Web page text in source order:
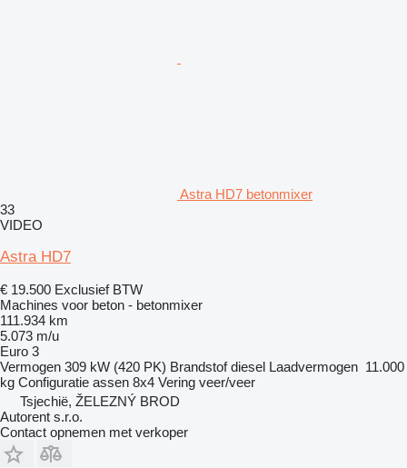
Astra HD7 betonmixer
33
VIDEO
Astra HD7
€ 19.500 Exclusief BTW
Machines voor beton - betonmixer
111.934 km
5.073 m/u
Euro 3
Vermogen 309 kW (420 PK) Brandstof diesel Laadvermogen 11.000
kg Configuratie assen 8x4 Vering veer/veer
Tsjechië, ŽELEZNÝ BROD
Autorent s.r.o.
Contact opnemen met verkoper